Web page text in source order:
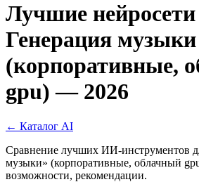
Лучшие
Генерация музыки
(корпоративные,
gpu) — 2026
← Каталог AI
Сравнение лучших ИИ-инструментов
музыки» (корпоративные, облачный
возможности, рекомендации.